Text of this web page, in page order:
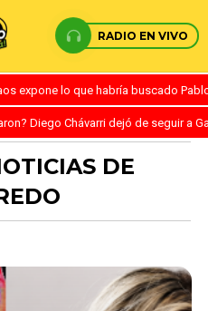
RADIO EN VIVO
expone lo que habría buscado
Diego Chávarri dejó de seguir a
DE